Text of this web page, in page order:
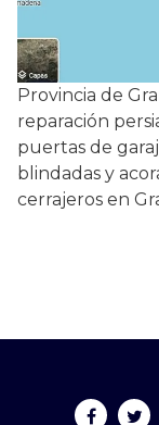
Provincia de
reparación
puertas de
blindadas y
cerrajeros en